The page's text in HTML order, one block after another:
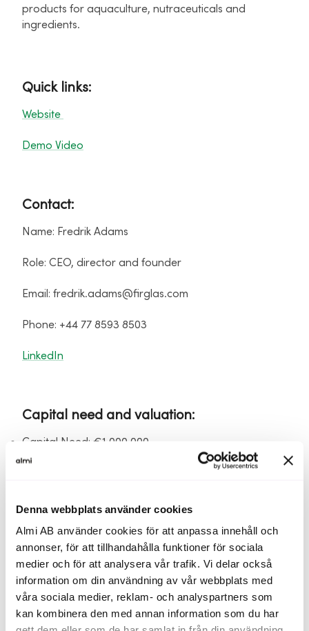
Denna webbplats använder cookies
Almi AB använder cookies för att anpassa innehåll och
annonser, för att tillhandahålla funktioner för sociala
medier och för att analysera vår trafik. Vi delar också
information om din användning av vår webbplats med
våra sociala medier, reklam- och analyspartners som
kan kombinera den med annan information som du har
products for aquaculture, nutraceuticals and
ingredients.
Quick links:
Website
Demo Video
Contact:
Name: Fredrik Adams
Role: CEO, director and founder
Email: fredrik.adams@firglas.com
Phone: +44 77 8593 8503
LinkedIn
Capital need and valuation:
Capital Need: €1,000,000
Pre-Money Valuation: €7,000,000
Use of Funds
Go to market operating cost and working capital
funding to launch commercial operation including
some final capital investment at commissioning.
Facility was started in March.